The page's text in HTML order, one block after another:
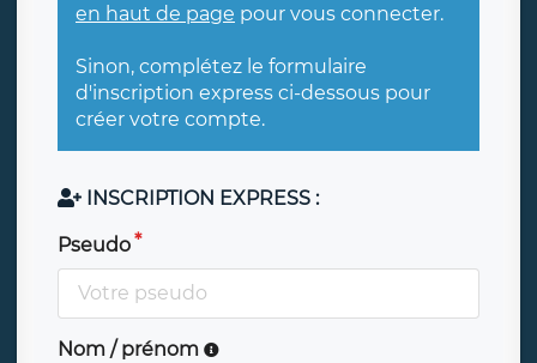
en haut de page pour vous connecter.
Sinon, complétez le formulaire
d'inscription express ci-dessous pour
créer votre compte.
INSCRIPTION EXPRESS :
Pseudo
Nom / prénom